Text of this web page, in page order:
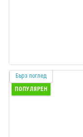
Бърз поглед
ПОПУЛЯРЕН